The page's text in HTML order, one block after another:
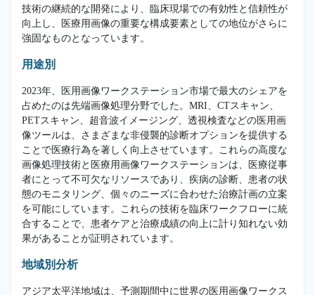
技術の継続的な開発により、臨床現場での有効性と信頼性が
向上し、医療用画像の重要な構成要素としての地位がさらに
強固なものとなっています。
用途別
2023年、医用画像ワークステーション市場で最大のシェアを
占めたのは先端画像処理分野でした。MRI、CTスキャン、
PETスキャン、超音波イメージング、透視検査などの医用画
像ツールは、さまざまな非侵襲的診断オプションを提供する
ことで医療行為を著しく向上させています。これらの高度な
画像処理技術と医療用画像ワークステーションは、医療従事
者にとって不可欠なリソースであり、疾病の診断、患者の状
態のモニタリング、個々のニーズに合わせた治療計画の立案
を可能にしています。これらの技術を臨床ワークフローに統
合することで、患者ケアと治療成績の向上に計り知れない効
果があることが証明されています。
地域別分析
アジア太平洋地域は、予測期間中に世界の医用画像ワークス